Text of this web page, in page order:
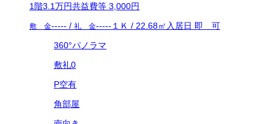
1階3.1万円共益費等 3,000円
敷 金----- / 礼 金----- １Ｋ / 22.68㎡ 入居日 即 可
360°パノラマ
敷礼0
P空有
角部屋